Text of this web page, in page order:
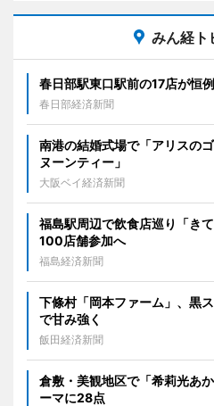
みん経ト
春日部駅東口駅前の17店が恒
春日部経済新聞
南港の結婚式場で「アリスの
ヌーンティー」
大阪ベイ経済新聞
福島駅周辺で飲食店巡り「き
100店舗参加へ
福島経済新聞
下條村「岡本ファーム」、黒
で甘み強く
飯田経済新聞
倉敷・美観地区で「希莉光あ
ーマに28点